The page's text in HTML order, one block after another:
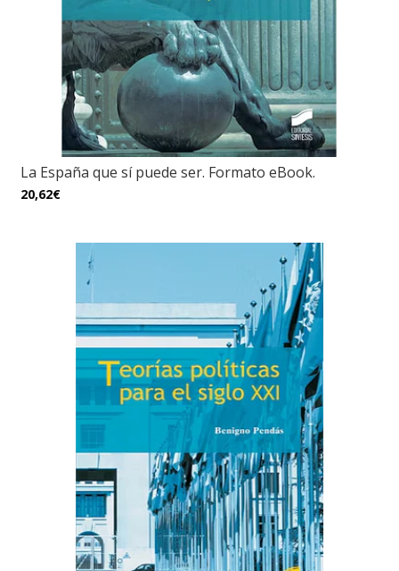
La España que sí puede ser. Formato eBook.
20,62€